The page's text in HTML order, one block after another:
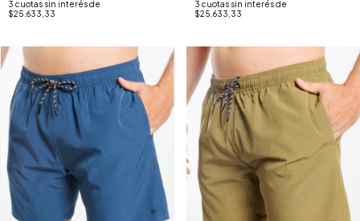
3 cuotas sin interés de
$25.633,33
3 cuotas sin interés de
$25.633,33